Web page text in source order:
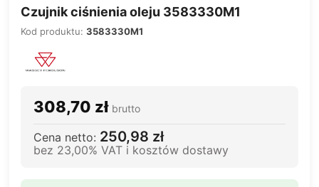
Czujnik ciśnienia oleju 3583330M1
Kod produktu: 3583330M1
308,70 zł brutto
Cena netto: 250,98 zł
bez 23,00% VAT i kosztów dostawy